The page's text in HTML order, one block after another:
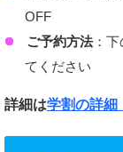
OFF
ご予約方法：下
てください
詳細は学割の詳細